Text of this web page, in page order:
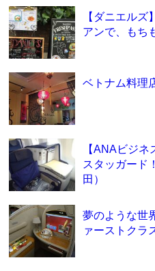
【ダニエルズ
アンで、もち
ベトナム料理
【ANAビジ
スタッガード
田）
夢のような世
ァーストクラ